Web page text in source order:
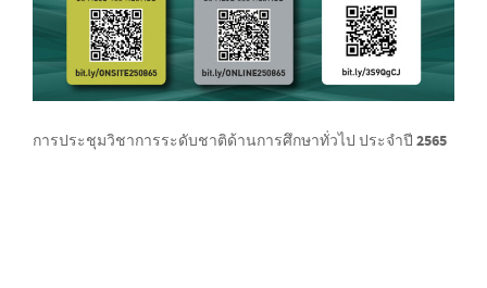
การประชุมวิชาการระดับชาติด้านการศึกษาทั่วไป ประจำปี 2565